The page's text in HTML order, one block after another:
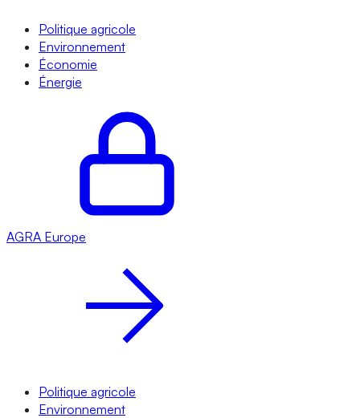
Politique agricole
Environnement
Économie
Énergie
AGRA Europe
Politique agricole
Environnement